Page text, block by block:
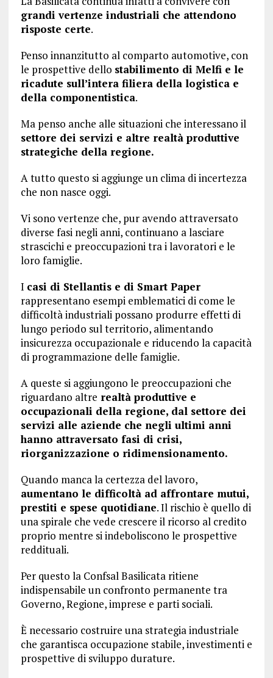
grandi vertenze industriali che attendono
risposte certe.
Penso innanzitutto al comparto automotive, con
le prospettive dello stabilimento di Melfi e le
ricadute sull’intera filiera della logistica e
della componentistica.
Ma penso anche alle situazioni che interessano il
settore dei servizi e altre realtà produttive
strategiche della regione.
A tutto questo si aggiunge un clima di incertezza
che non nasce oggi.
Vi sono vertenze che, pur avendo attraversato
diverse fasi negli anni, continuano a lasciare
strascichi e preoccupazioni tra i lavoratori e le
loro famiglie.
I casi di Stellantis e di Smart Paper
rappresentano esempi emblematici di come le
difficoltà industriali possano produrre effetti di
lungo periodo sul territorio, alimentando
insicurezza occupazionale e riducendo la capacità
di programmazione delle famiglie.
A queste si aggiungono le preoccupazioni che
riguardano altre realtà produttive e
occupazionali della regione, dal settore dei
servizi alle aziende che negli ultimi anni
hanno attraversato fasi di crisi,
riorganizzazione o ridimensionamento.
Quando manca la certezza del lavoro,
aumentano le difficoltà ad affrontare mutui,
prestiti e spese quotidiane. Il rischio è quello di
una spirale che vede crescere il ricorso al credito
proprio mentre si indeboliscono le prospettive
reddituali.
Per questo la Confsal Basilicata ritiene
indispensabile un confronto permanente tra
Governo, Regione, imprese e parti sociali.
È necessario costruire una strategia industriale
che garantisca occupazione stabile, investimenti e
prospettive di sviluppo durature.